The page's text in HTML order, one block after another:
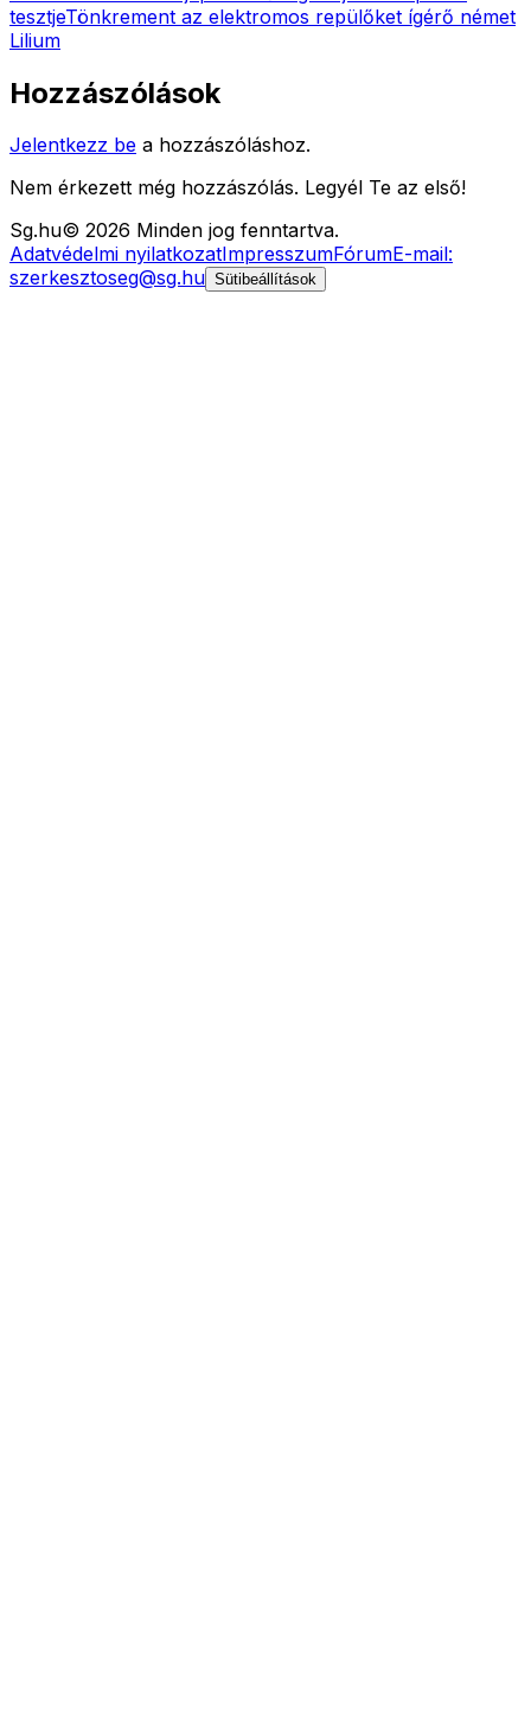
tesztjeTönkrement az elektromos repülőket ígérő német
Lilium
Hozzászólások
Jelentkezz be a hozzászóláshoz.
Nem érkezett még hozzászólás. Legyél Te az első!
Sg.hu© 2026 Minden jog fenntartva.
Adatvédelmi nyilatkozatImpresszumFórumE-mail:
szerkesztoseg@sg.hu Sütibeállítások